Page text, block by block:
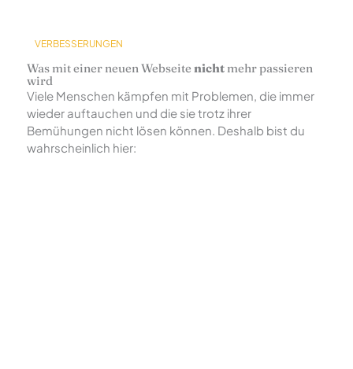
VERBESSERUNGEN
Was mit einer neuen Webseite nicht mehr passieren
wird
Viele Menschen kämpfen mit Problemen, die immer
wieder auftauchen und die sie trotz ihrer
Bemühungen nicht lösen können. Deshalb bist du
wahrscheinlich hier: